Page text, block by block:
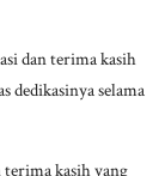
dan terima kasih
dedikasinya selama
terima kasih yang